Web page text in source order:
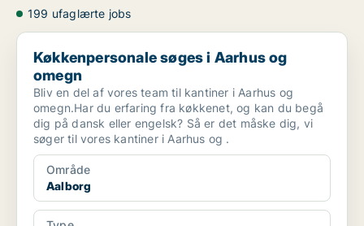
199 ufaglærte jobs
Køkkenpersonale søges i Aarhus og omegn
Køkkenpersonale søges i Aarhus og
omegn
Bliv en del af vores team til kantiner i Aarhus og
omegn.Har du erfaring fra køkkenet, og kan du begå
dig på dansk eller engelsk? Så er det måske dig, vi
søger til vores kantiner i Aarhus og .
Område
Aalborg